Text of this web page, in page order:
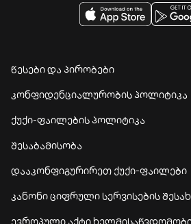
წესები და პირობები
კონფიდენციალურობის პოლიტიკა
ქუქი-ფაილების პოლიტიკა
შესაბამისობა
დააკონფიგურირეთ ქუქი-ფაილები
კანონი ციფრული სერვისების
ევროპული აქტი